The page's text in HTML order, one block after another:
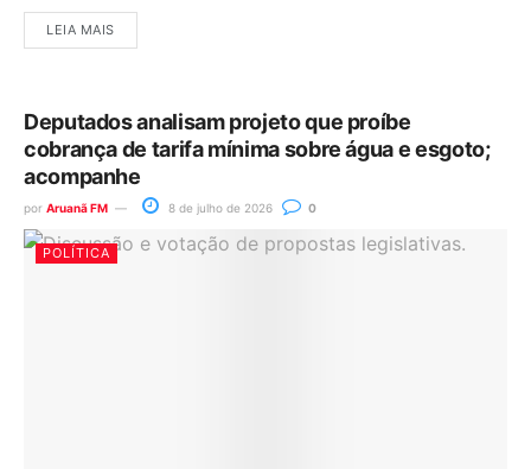
LEIA MAIS
Deputados analisam projeto que proíbe
cobrança de tarifa mínima sobre água e esgoto;
acompanhe
por Aruanã FM 8 de julho de 2026 0
POLÍTICA